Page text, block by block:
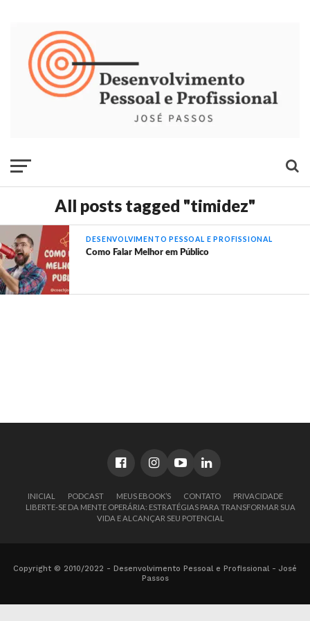
All posts tagged "timidez"
DESENVOLVIMENTO PESSOAL E PROFISSIONAL
Como Falar Melhor em Público
INICIAL PODCAST MEUS EBOOK’S CONTATO
PRIVACIDADE
LIBERTE-SE DA MENTE OPERÁRIA: ESTRATÉGIAS PARA TRANSFORMAR SUA
VIDA E ALCANÇAR SEU POTENCIAL
Copyright © 2010/2022 - Desenvolvimento Pessoal e Profissional - José
Passos